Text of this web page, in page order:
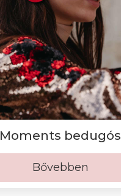
Moments bedugós
Bővebben